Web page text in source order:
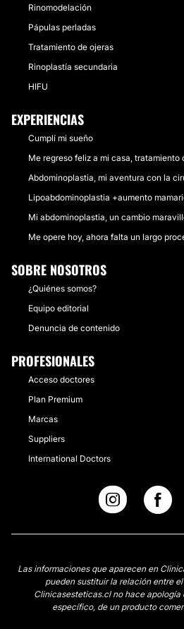
Rinomodelación
Pápulas perladas
Tratamiento de ojeras
Rinoplastía secundaria
HIFU
EXPERIENCIAS
Cumplí mi sueño
Me regreso feliz a mi casa, tratamiento
Abdominoplastia, mi aventura con la
Lipoabdominoplastia +aumento
Mi abdominoplastia, un cambio
Me opere hoy, ahora falta un largo
SOBRE NOSOTROS
¿Quiénes somos?
Equipo editorial
Denuncia de contenido
PROFESIONALES
Acceso doctores
Plan Premium
Marcas
Suppliers
International Doctors
Las informaciones que aparecen en
pueden sustituir la relación entre
Clinicasesteticas.cl no hace apología
específico, de un producto